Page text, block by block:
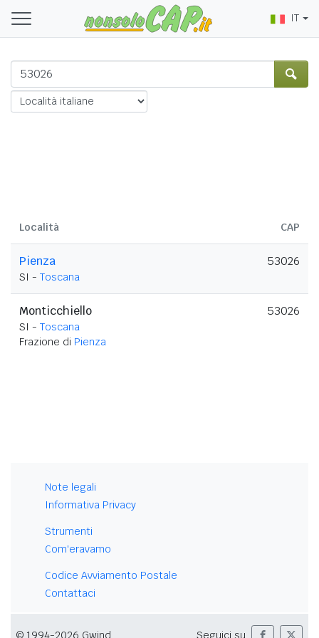
IT
Località CAP
Pienza
SI - Toscana
53026
Monticchiello
SI - Toscana
Frazione di Pienza
53026
Note legali
Informativa Privacy
Strumenti
Com'eravamo
Codice Avviamento Postale
Contattaci
© 1994-2026 Gwind Seguici su